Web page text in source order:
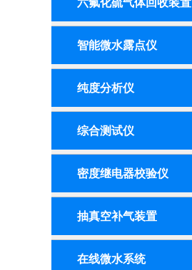
六氟化硫气体回收装置
智能微水露点仪
纯度分析仪
综合测试仪
密度继电器校验仪
抽真空补气装置
在线微水系统